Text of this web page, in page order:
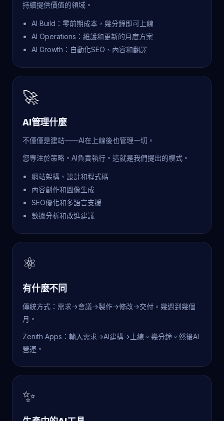
持續提供價值的領域。
AI Build：零前期成本，幾分鐘即可上線
AI Operations：維護和更新的月度方案
AI Growth：自動化SEO、內容和翻譯
🚀
AI管理什麼
不僅僅是建站——AI在上線後也管理一切。
您專注於策略。AI負責執行。這就是我們提出的模式。
網站架構、設計和程式碼
內容創作和圖像生成
SEO優化和多語言支援
數據分析和改進建議
⚛
有什麼不同
傳統方式：需求→會議→製作→修改→交付。幾週到幾個
月。
Zenith Apps：輸入需求→AI建構→上線。幾分鐘。然後AI
營運。
✨